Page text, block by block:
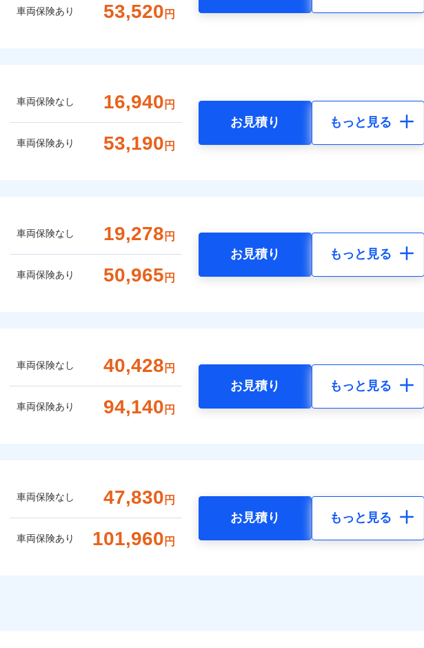
車両保険あり 53,520 円
車両保険なし 16,940 円
車両保険あり 53,190 円
お見積り もっと見る
車両保険なし 19,278 円
車両保険あり 50,965 円
お見積り もっと見る
車両保険なし 40,428 円
車両保険あり 94,140 円
お見積り もっと見る
車両保険なし 47,830 円
車両保険あり 101,960 円
お見積り もっと見る